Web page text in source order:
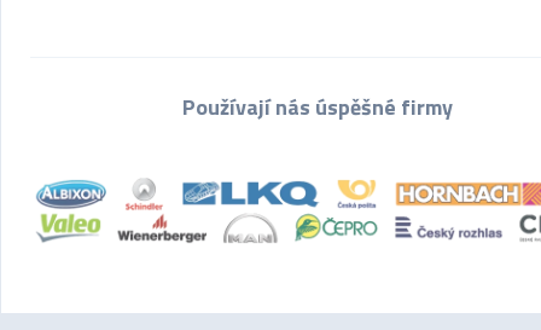
Používají nás úspěšné firmy